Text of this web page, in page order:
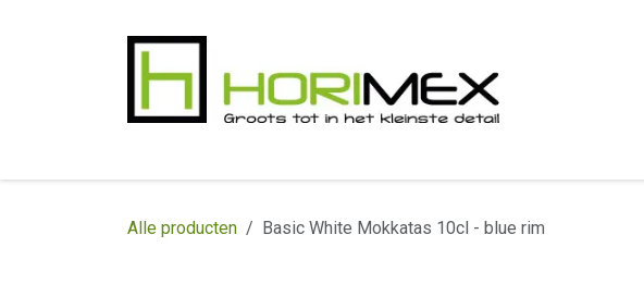
Alle producten Basic White Mokkatas 10cl - blue rim